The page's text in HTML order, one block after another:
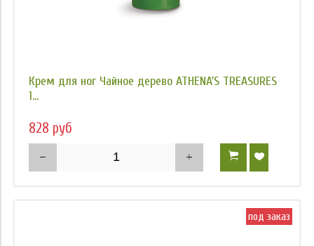
Крем для ног Чайное дерево ATHENA'S TREASURES
1...
828 руб
под заказ